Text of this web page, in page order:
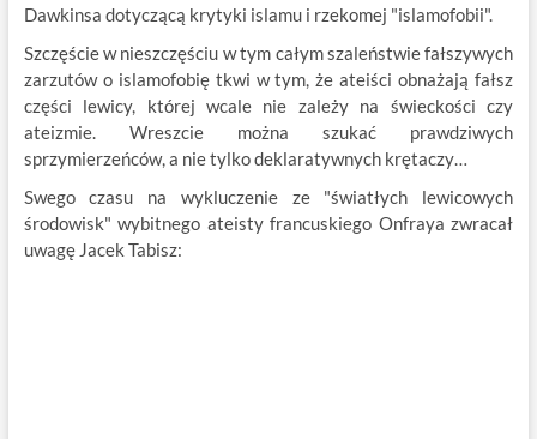
Dawkinsa dotyczącą krytyki islamu i rzekomej "islamofobii".
Szczęście w nieszczęściu w tym całym szaleństwie fałszywych
zarzutów o islamofobię tkwi w tym, że ateiści obnażają fałsz
części lewicy, której wcale nie zależy na świeckości czy
ateizmie. Wreszcie można szukać prawdziwych
sprzymierzeńców, a nie tylko deklaratywnych krętaczy…
Swego czasu na wykluczenie ze "światłych lewicowych
środowisk" wybitnego ateisty francuskiego Onfraya zwracał
uwagę Jacek Tabisz: